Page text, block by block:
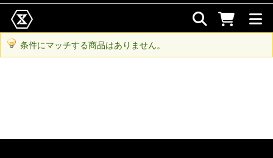
条件にマッチする商品はありません。